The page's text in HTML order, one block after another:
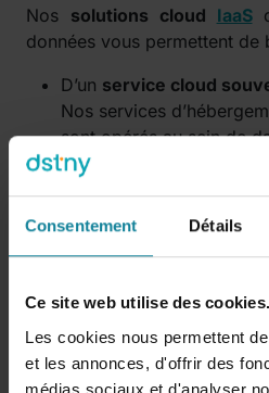
Consentement Détails
Ce site web utilise des cookies.
Les cookies nous permettent
et les annonces, d'offrir des
médias sociaux et d'analyser
Nos solutions cloud IaaS
données vous permettent de
D’un service cloud
Nos services
sont opérés au sein de
quasi totalité de nos
comptabilité…) sont
produits conformes
Santé (HDS)
. Ces
d’analyses médicales ;
Detableaux de bord et